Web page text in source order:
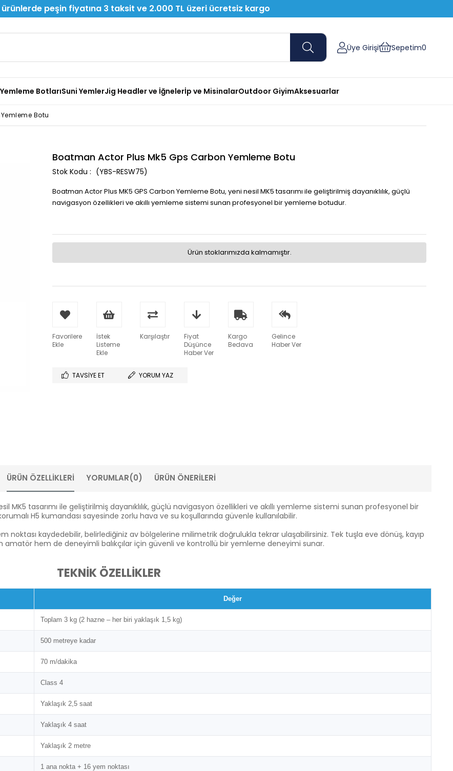
ürünlerde peşin fiyatına 3 taksit ve 2.000 TL üzeri ücretsiz kargo
Üye Girişi Sepetim0
Yemleme BotlarıSuni YemlerJig Headler ve İğnelerİp ve MisinalarOutdoor GiyimAksesuarlar
Botu
Boatman Actor Plus Mk5 Gps Carbon Yemleme Botu
(YBS-RESW75)
Boatman Actor Plus MK5 GPS Carbon Yemleme Botu, yeni nesil MK5 tasarımı ile geliştirilmiş dayanıklılık, güçlü
navigasyon özellikleri ve akıllı yemleme sistemi sunan profesyonel bir yemleme botudur.
Ürün stoklarımızda kalmamıştır.
Favorilere
Ekle
İstek
Listeme
Ekle
Karşılaştır
Fiyat
Düşünce
Haber Ver
Kargo
Bedava
Gelince
Haber Ver
TAVSIYE ET YORUM YAZ
ÜRÜN ÖZELLIKLERI YORUMLAR(0) ÜRÜN ÖNERILERI
MK5 tasarımı ile geliştirilmiş dayanıklılık, güçlü navigasyon özellikleri ve akıllı yemleme sistemi sunan profesyonel bir
H5 kumandası sayesinde zorlu hava ve su koşullarında güvenle kullanılabilir.
noktası kaydedebilir, belirlediğiniz av bölgelerine milimetrik doğrulukla tekrar ulaşabilirsiniz. Tek tuşla eve dönüş, kayıp
hem de deneyimli balıkçılar için güvenli ve kontrollü bir yemleme deneyimi sunar.
TEKNİK ÖZELLİKLER
Değer
Toplam 3 kg (2 hazne – her biri yaklaşık 1,5 kg)
500 metreye kadar
70 m/dakika
Class 4
Yaklaşık 2,5 saat
Yaklaşık 4 saat
Yaklaşık 2 metre
1 ana nokta + 16 yem noktası